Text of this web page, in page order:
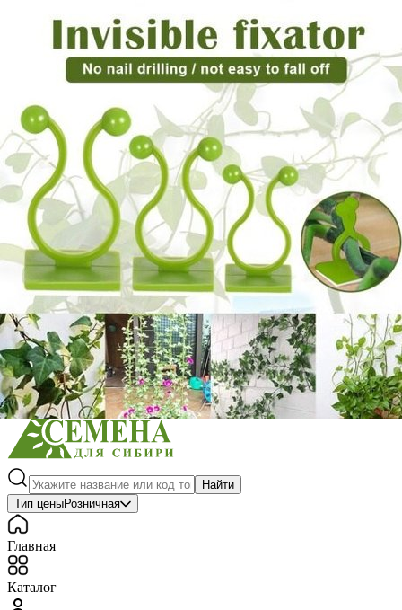
Выберите город
Обратный звонокЗаказать обратный звонок
Каталог
Семена
Грунты
Газонные травы, сидераты
Горшки, рассадники, аксессуары
Посадочный материал
Садовый инструмент, инвентарь
Консервирование
Средства защиты, удобрения, добавки, химия
Обустройство сада, декор
Найти
Тип ценыРозничная
Главная
Каталог